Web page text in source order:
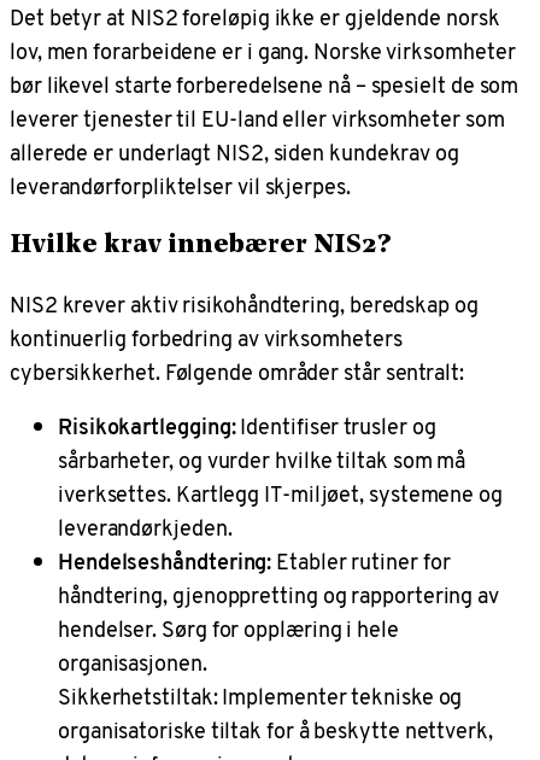
Det betyr at NIS2 foreløpig ikke er gjeldende norsk
lov, men forarbeidene er i gang. Norske virksomheter
bør likevel starte forberedelsene nå – spesielt de som
leverer tjenester til EU-land eller virksomheter som
allerede er underlagt NIS2, siden kundekrav og
leverandørforpliktelser vil skjerpes.
Hvilke krav innebærer NIS2?
NIS2 krever aktiv risikohåndtering, beredskap og
kontinuerlig forbedring av virksomheters
cybersikkerhet. Følgende områder står sentralt:
Risikokartlegging:Identifiser trusler og
sårbarheter, og vurder hvilke tiltak som må
iverksettes. Kartlegg IT-miljøet, systemene og
leverandørkjeden.
Hendelseshåndtering:Etabler rutiner for
håndtering, gjenoppretting og rapportering av
hendelser. Sørg for opplæring i hele
organisasjonen.
Sikkerhetstiltak: Implementer tekniske og
organisatoriske tiltak for å beskytte nettverk,